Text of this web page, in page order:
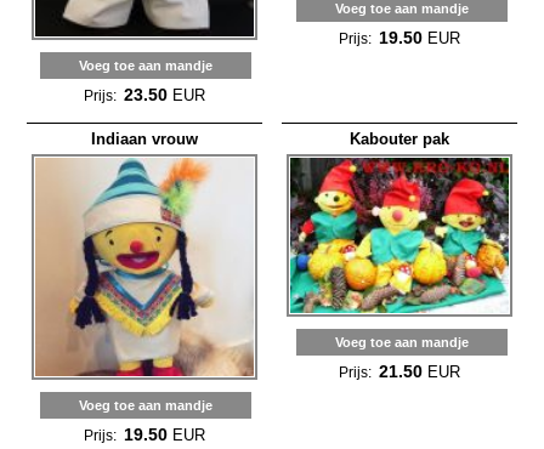
Voeg toe aan mandje
Prijs: 23.50 EUR
Voeg toe aan mandje
Prijs: 19.50 EUR
Indiaan vrouw
Voeg toe aan mandje
Prijs: 19.50 EUR
Kabouter pak
Voeg toe aan mandje
Prijs: 21.50 EUR